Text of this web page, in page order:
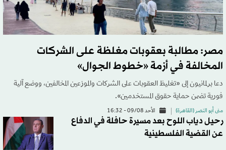
مصر: مطالبة بعقوبات مغلظة على الشركات
المخالفة في أزمة «خطوط الجوال»
دعا برلمانيون إلى «تغليظ العقوبات على الشركات والموزعين المخالفين، ووضع آلية
فورية تضمن حماية حقوق المستخدمين».
منى أبو النصر (القاهرة) الأحد 09/08 - 16:32
رحيل دياب اللوح بعد مسيرة حافلة في الدفاع
عن القضية الفلسطينية